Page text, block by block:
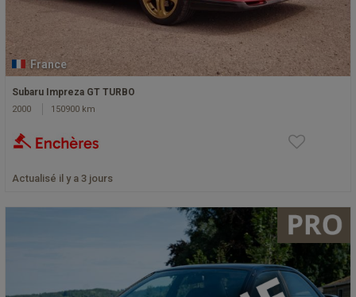
France
Subaru Impreza GT TURBO
2000 150900 km
Actualisé il y a 3 jours